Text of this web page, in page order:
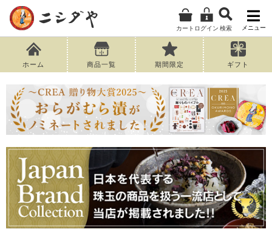
カート ログイン 検索 メニュー
ホーム 商品一覧 期間限定 ギフト